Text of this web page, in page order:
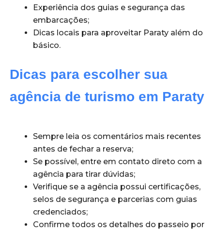
Experiência dos guias e segurança das
embarcações;
Dicas locais para aproveitar Paraty além do
básico.
Dicas para escolher sua
agência de turismo em Paraty
Sempre leia os comentários mais recentes
antes de fechar a reserva;
Se possível, entre em contato direto com a
agência para tirar dúvidas;
Verifique se a agência possui certificações,
selos de segurança e parcerias com guias
credenciados;
Confirme todos os detalhes do passeio por